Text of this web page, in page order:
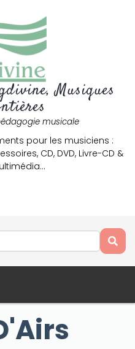
Musiques
musicale
pour les musiciens :
CD, DVD, Livre-CD &